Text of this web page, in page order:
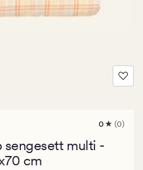
0
med
0 (0)
sengesett multi -
cm